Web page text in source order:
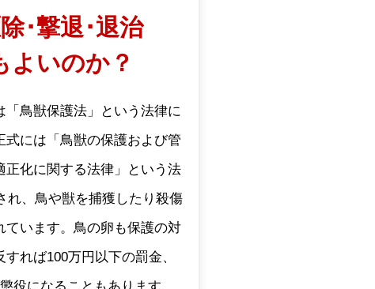
･撃退･退治
よいのか？
「鳥獣保護法」という法律に
式には「鳥獣の保護および管
正化に関する法律」という法
れ、鳥や獣を捕獲したり殺傷
ています。鳥の卵も保護の対
れば100万円以下の罰金、
役になることもあります。